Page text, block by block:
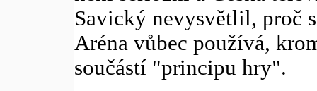
Savický nevysvětlil, proč
Aréna vůbec používá,
součástí "principu hry".